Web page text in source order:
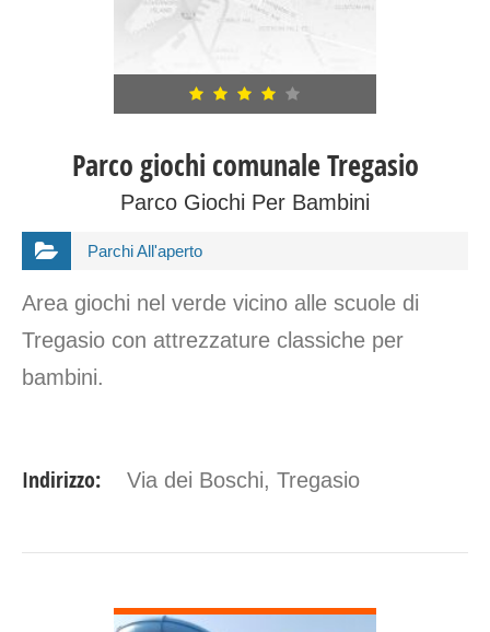
Parco giochi comunale Tregasio
Parco Giochi Per Bambini
Parchi All'aperto
Area giochi nel verde vicino alle scuole di
Tregasio con attrezzature classiche per
bambini.
Indirizzo: Via dei Boschi, Tregasio